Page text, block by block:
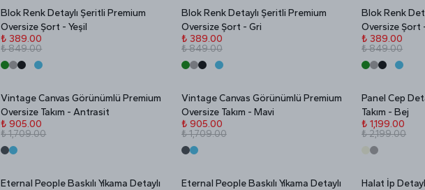
Stokta Yok
İNDİRİM
Blok Renk Detaylı Şeritli Premium
Oversize Şort - Yeşil
₺ 389.00
₺ 849.00
Stokta Yok
İNDİRİM
Blok Renk Detaylı Şeritli Premium
Oversize Şort - Gri
₺ 389.00
₺ 849.00
Stokta Yok
İNDİRİM
Blok Renk
Oversize Şort
₺ 389.00
₺ 849.00
Stokta Yok
İNDİRİM
Vintage Canvas Görünümlü Premium
Oversize Takım - Antrasit
₺ 905.00
₺ 1,709.00
Stokta Yok
İNDİRİM
Vintage Canvas Görünümlü Premium
Oversize Takım - Mavi
₺ 905.00
₺ 1,709.00
Stokta Yok
İNDİRİM
Panel Cep
Takım - Bej
₺ 1,199.00
₺ 2,199.00
Stokta Yok
Eternal People Baskılı Yıkama Detaylı
Stokta Yok
Eternal People Baskılı Yıkama Detaylı
Stokta Yok
Halat İp